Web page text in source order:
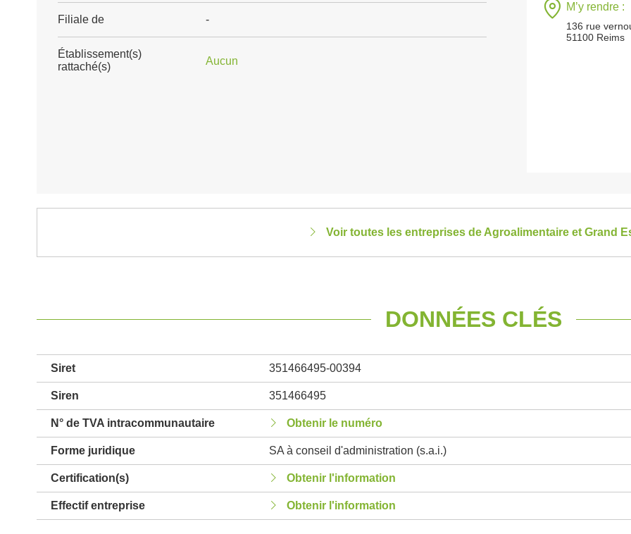
Filiale de -
Établissement(s)
rattaché(s)
Aucun
M’y rendre :
136 rue
51100 Reims
Voir toutes les entreprises de Agroalimentaire et Grand
DONNÉES CLÉS
Siret 351466495-00394
Siren 351466495
N° de TVA intracommunautaire Obtenir le numéro
Forme juridique SA à conseil d'administration (s.a.i.)
Certification(s) Obtenir l'information
Effectif entreprise Obtenir l'information